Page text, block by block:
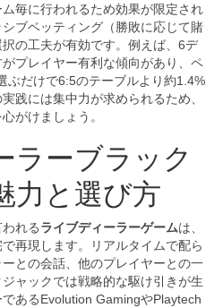
毎に行われるため効果が限定され
ブベッティング（勝敗に応じて賭
の工夫が有効です。例えば、6デ
プレイヤー有利な傾向があり、ペ
ぶだけで6:5のテーブルより約1.4%
践には集中力が求められるため、
がけましょう。
ラーブラック
力と選び方
れるライブディーラーゲームは、
再現します。リアルタイムで配ら
との会話、他のプレイヤーとの一
ャックでは戦略的な駆け引きが生
あるEvolution GamingやPlaytech